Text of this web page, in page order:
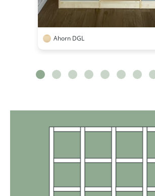
Ahorn DGL